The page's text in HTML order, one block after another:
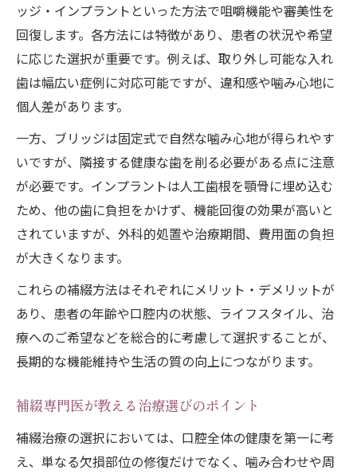
ッジ・インプラントといった方法で咀嚼機能や審美性を
回復します。各方法には特徴があり、患者の状況や希望
に応じた選択が重要です。例えば、取り外し可能な入れ
歯は幅広い症例に対応可能ですが、違和感や噛み心地に
個人差があります。
一方、ブリッジは固定式で自然な噛み心地が得られやす
いですが、隣接する健康な歯を削る必要がある点に注意
が必要です。インプラントは人工歯根を顎骨に埋め込む
ため、他の歯に負担をかけず、機能回復の効果が高いと
されていますが、外科的処置や治療期間、費用面の負担
が大きくなります。
これらの補綴方法はそれぞれにメリット・デメリットが
あり、患者の年齢や口腔内の状態、ライフスタイル、治
療へのご希望などを総合的に考慮して選択することが、
長期的な機能維持や生活の質の向上につながります。
補綴専門医が教える治療選びのポイント
補綴治療の選択においては、口腔全体の健康を第一に考
え、単なる欠損部位の修復だけでなく、噛み合わせや周